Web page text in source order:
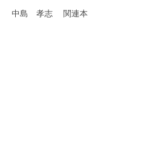
中島 孝志 関連本